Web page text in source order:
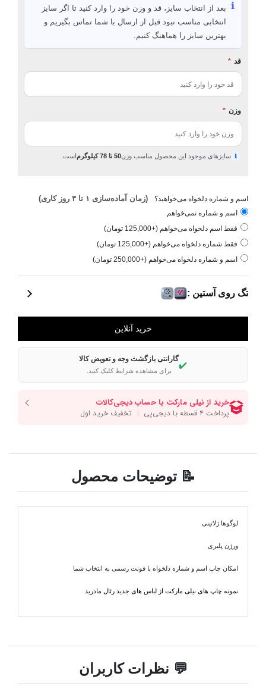
ℹ️ بعد از انتخاب سایز، قد و وزن خود را وارد کنید تا اگر سایز
انتخابی مناسب نبود قبل از ارسال با شما تماس بگیریم و
بهترین سایز را هماهنگ کنیم.
قد *
وزن *
ℹ سایزهای موجود این محصول مناسب وزن50 تا 78 کیلوگرم است.
اسم و شماره دلخواه می‌خواهید؟ (زمان آماده‌سازی ۱ تا ۳ روز کاری)
اسم و شماره نمی‌خواهم
فقط اسم دلخواه می‌خواهم (+125,000 تومان)
فقط شماره دلخواه می‌خواهم (+125,000 تومان)
اسم و شماره دلخواه می‌خواهم (+250,000 تومان)
تگ روی آستین :
✔️
گارانتی بازگشت وجه و تعویض کالا
برای مشاهده شرایط کلیک کنید.
📝 توضیحات محصول
لوگوها ژلاتینی
ورژن پلیری
امکان چاپ اسم و شماره دلخواه با فونت رسمی به انتخاب شما
نمونه چاپ های نیلی مارکت از لباس های جدید رئال مادرید
💬 نظرات کاربران